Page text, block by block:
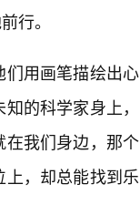
行。
用画笔描绘出心
的科学家身上，
我们身边，那个
，却总能找到乐